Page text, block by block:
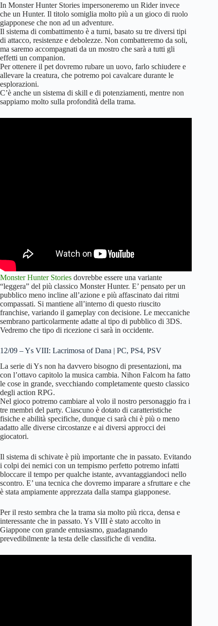
In Monster Hunter Stories impersoneremo un Rider invece
che un Hunter. Il titolo somiglia molto più a un gioco di ruolo
giapponese che non ad un adventure.
Il sistema di combattimento è a turni, basato su tre diversi tipi
di attacco, resistenze e debolezze. Non combatteremo da soli,
ma saremo accompagnati da un mostro che sarà a tutti gli
effetti un companion.
Per ottenere il pet dovremo rubare un uovo, farlo schiudere e
allevare la creatura, che potremo poi cavalcare durante le
esplorazioni.
C’è anche un sistema di skill e di potenziamenti, mentre non
sappiamo molto sulla profondità della trama.
Monster Hunter Stories dovrebbe essere una variante
“leggera” del più classico Monster Hunter. E’ pensato per un
pubblico meno incline all’azione e più affascinato dai ritmi
compassati. Si mantiene all’interno di questo riuscito
franchise, variando il gameplay con decisione. Le meccaniche
sembrano particolarmente adatte al tipo di pubblico di 3DS.
Vedremo che tipo di ricezione ci sarà in occidente.
12/09 – Ys VIII: Lacrimosa of Dana | PC, PS4, PSV
La serie di Ys non ha davvero bisogno di presentazioni, ma
con l’ottavo capitolo la musica cambia. Nihon Falcom ha fatto
le cose in grande, svecchiando completamente questo classico
degli action RPG.
Nel gioco potremo cambiare al volo il nostro personaggio fra i
tre membri del party. Ciascuno è dotato di caratteristiche
fisiche e abilità specifiche, dunque ci sarà chi è più o meno
adatto alle diverse circostanze e ai diversi approcci dei
giocatori.
Il sistema di schivate è più importante che in passato. Evitando
i colpi dei nemici con un tempismo perfetto potremo infatti
bloccare il tempo per qualche istante, avvantaggiandoci nello
scontro. E’ una tecnica che dovremo imparare a sfruttare e che
è stata ampiamente apprezzata dalla stampa giapponese.
Per il resto sembra che la trama sia molto più ricca, densa e
interessante che in passato. Ys VIII è stato accolto in
Giappone con grande entusiasmo, guadagnando
prevedibilmente la testa delle classifiche di vendita.